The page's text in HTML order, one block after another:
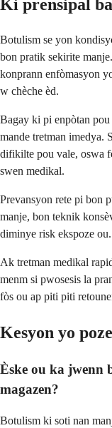
Ki prensipal
Botulism se yon
bon pratik sekirite
konprann enfòmasyon
w chèche èd.
Bagay ki pi enpòtan
mande tretman imedya.
difikilte pou vale, oswa
swen medikal.
Prevansyon rete pi bon
manje, bon teknik
diminye risk ekspoze ou.
Ak tretman medikal
menm si pwosesis la
fòs ou ap piti piti
Kesyon yo
Èske ou ka jwenn
magazen?
Botulism ki soti nan